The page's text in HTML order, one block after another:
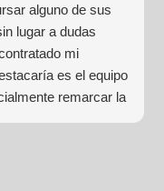
alguno de sus
lugar a dudas
mi
es el equipo
remarcar la
seminarios y